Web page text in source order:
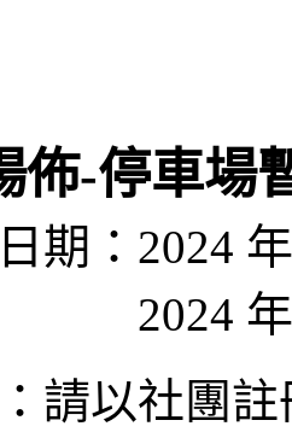
佈-停車場
期：2024
2024
請以社團